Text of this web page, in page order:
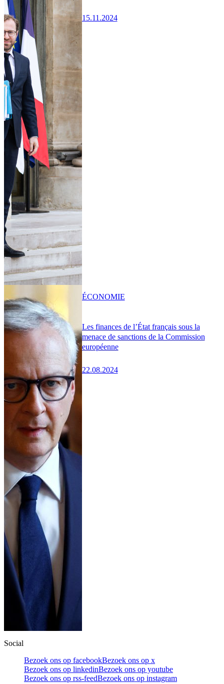
15.11.2024
Les finances de l’État français sous la
menace de sanctions de la Commission
européenne
22.08.2024
ÉCONOMIE
Social
Bezoek ons op facebookBezoek ons op x
Bezoek ons op linkedinBezoek ons op youtube
Bezoek ons op rss-feedBezoek ons op instagram